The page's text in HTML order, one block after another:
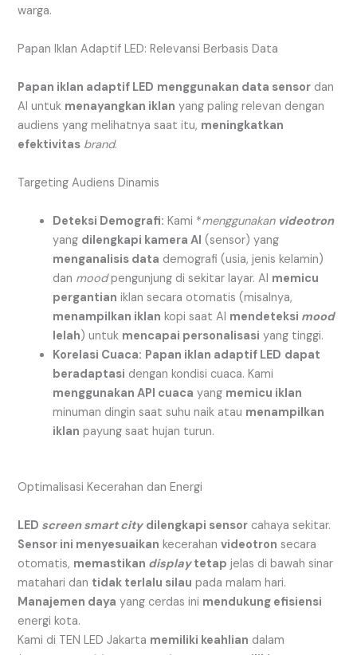
warga.
Papan Iklan Adaptif LED: Relevansi Berbasis Data
Papan iklan adaptif LED menggunakan data sensor dan
AI untuk menayangkan iklan yang paling relevan dengan
audiens yang melihatnya saat itu, meningkatkan
efektivitas brand.
Targeting Audiens Dinamis
Deteksi Demografi: Kami *menggunakan videotron
yang dilengkapi kamera AI (sensor) yang
menganalisis data demografi (usia, jenis kelamin)
dan moodpengunjung di sekitar layar. AI memicu
pergantian iklan secara otomatis (misalnya,
menampilkan iklan kopi saat AI mendeteksi mood
lelah) untuk mencapai personalisasi yang tinggi.
Korelasi Cuaca: Papan iklan adaptif LED dapat
beradaptasi dengan kondisi cuaca. Kami
menggunakan API cuaca yang memicu iklan
minuman dingin saat suhu naik atau menampilkan
iklan payung saat hujan turun.
Optimalisasi Kecerahan dan Energi
LED screen smart city dilengkapi sensor cahaya sekitar.
Sensor ini menyesuaikan kecerahanvideotron secara
otomatis, memastikan displaytetap jelas di bawah sinar
matahari dan tidak terlalu silau pada malam hari.
Manajemen daya yang cerdas ini mendukung efisiensi
energi kota.
Kami di TEN LED Jakarta memiliki keahlian dalam